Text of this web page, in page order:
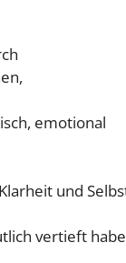
emotional
und
vertieft